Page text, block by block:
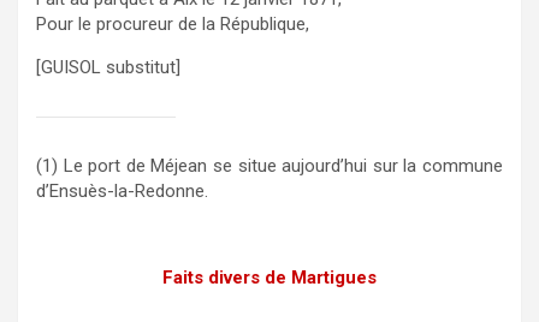
Pour le procureur de la République,
GUISOL substitut]
(1) Le port de Méjean se situe aujourd’hui sur la commune
d’Ensuès-la-Redonne.
Faits divers de Martigues